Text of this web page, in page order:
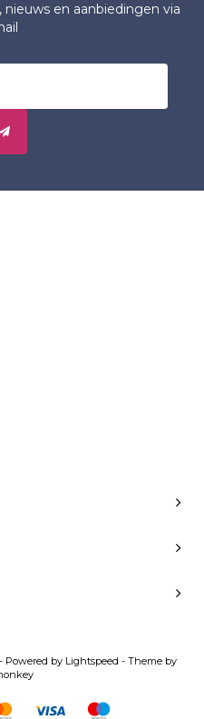
en aanbiedingen via
Powered by Lightspeed - Theme by